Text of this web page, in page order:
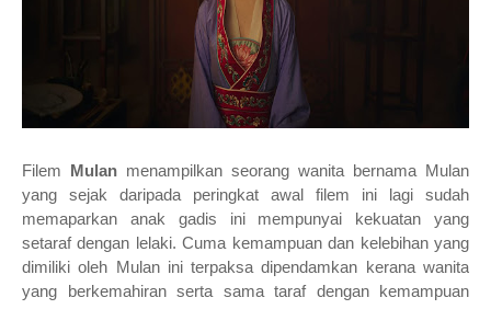
Filem Mulan menampilkan seorang wanita bernama Mulan
yang sejak daripada peringkat awal filem ini lagi sudah
memaparkan anak gadis ini mempunyai kekuatan yang
setaraf dengan lelaki. Cuma kemampuan dan kelebihan yang
dimiliki oleh Mulan ini terpaksa dipendamkan kerana wanita
yang berkemahiran serta sama taraf dengan kemampuan